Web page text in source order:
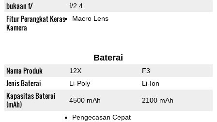
bukaan f/ f/2.4
Fitur Perangkat Keras
Kamera
Macro Lens
Baterai
Nama Produk 12X F3
Jenis Baterai Li-Poly Li-Ion
Kapasitas Baterai
(mAh)
4500 mAh 2100 mAh
Pengecasan Cepat